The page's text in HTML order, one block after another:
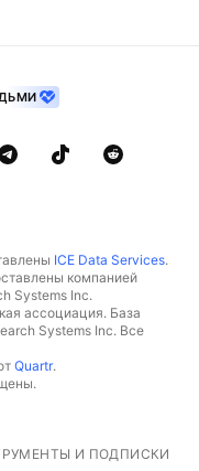
ICE Data Services.
компанией
Systems Inc.
ассоциация. База
Systems Inc. Все
Quartr.
И ПОДПИСКИ